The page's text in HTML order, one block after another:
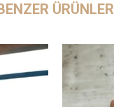
ÜRÜNLER